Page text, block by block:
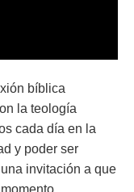
bíblica
la teología
cada día en la
y poder ser
invitación a que